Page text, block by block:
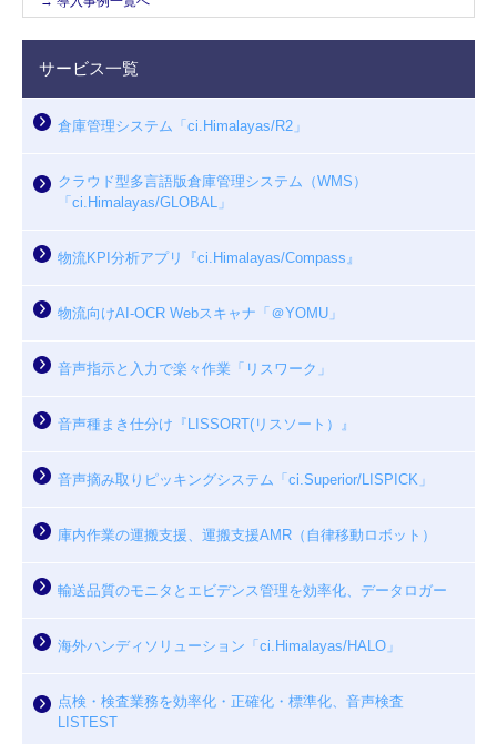
サービス一覧
倉庫管理システム「ci.Himalayas/R2」
クラウド型多言語版倉庫管理システム（WMS）
「ci.Himalayas/GLOBAL」
物流KPI分析アプリ『ci.Himalayas/Compass』
物流向けAI-OCR Webスキャナ「＠YOMU」
音声指示と入力で楽々作業「リスワーク」
音声種まき仕分け『LISSORT(リスソート）』
音声摘み取りピッキングシステム「ci.Superior/LISPICK」
庫内作業の運搬支援、運搬支援AMR（自律移動ロボット）
輸送品質のモニタとエビデンス管理を効率化、データロガー
海外ハンディソリューション「ci.Himalayas/HALO」
点検・検査業務を効率化・正確化・標準化、音声検査
LISTEST